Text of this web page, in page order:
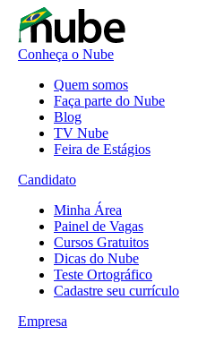
Conheça o Nube
Quem somos
Faça parte do Nube
Blog
TV Nube
Feira de Estágios
Candidato
Minha Área
Painel de Vagas
Cursos Gratuitos
Dicas do Nube
Teste Ortográfico
Cadastre seu currículo
Empresa